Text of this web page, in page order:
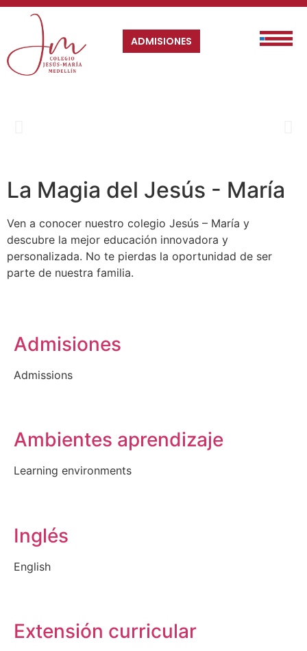
ADMISIONES
La Magia del Jesús - María
Ven a conocer nuestro colegio Jesús – María y
descubre la mejor educación innovadora y
personalizada. No te pierdas la oportunidad de ser
parte de nuestra familia.
Admisiones
Admissions
Ambientes aprendizaje
Learning environments
Inglés
English
Extensión curricular